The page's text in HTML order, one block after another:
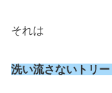
それは
洗い流さないトリー